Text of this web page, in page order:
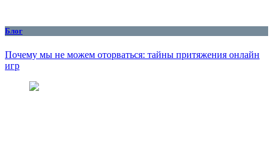
Блог
Почему мы не можем оторваться: тайны притяжения онлайн
игр